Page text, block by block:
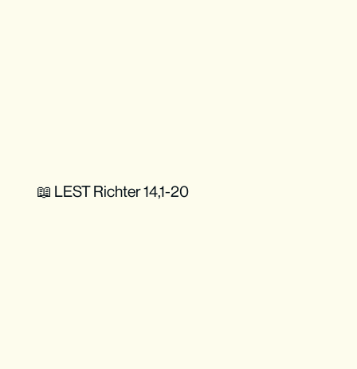
📖 LEST Richter 14,1-20